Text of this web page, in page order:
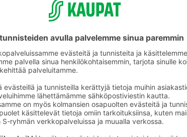
kauppareissusi tiedot
helposti koko
perheelle
S-ostoslista-sovelluksesta löydät nyt
valikoimat ja tuotteiden hinnat. Voit
rakentaa ostoslistan kätevästi
sovelluksessa ja jakaa sen
perheenjäsenille täydennettäväksi.